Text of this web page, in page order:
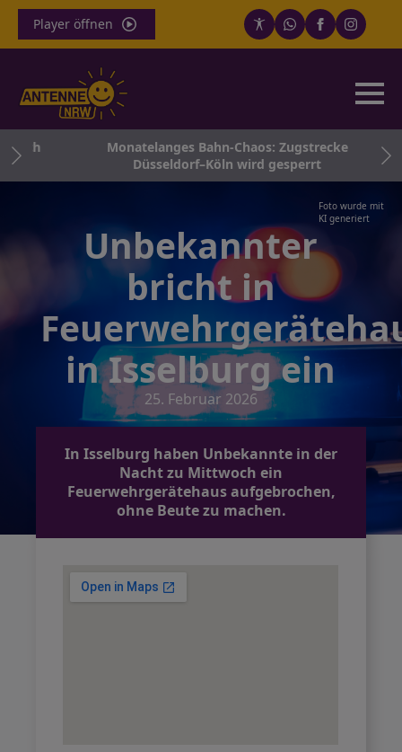
Player öffnen
Monatelanges Bahn-Chaos: Zugstrecke
Düsseldorf–Köln wird gesperrt
Foto wurde mit
KI generiert
Unbekannter
bricht in
in Isselburg ein
25. Februar 2026
In Isselburg haben Unbekannte in der
Nacht zu Mittwoch ein
Feuerwehrgerätehaus aufgebrochen,
ohne Beute zu machen.